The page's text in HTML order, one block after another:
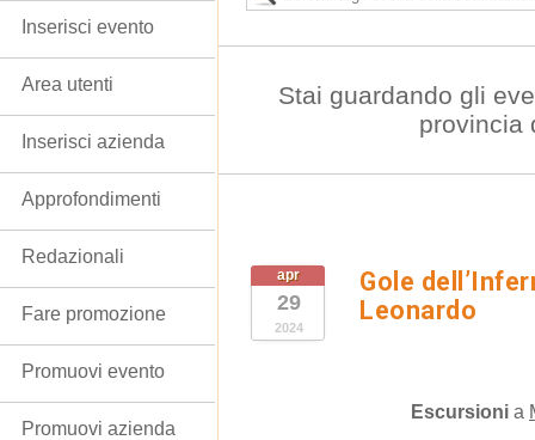
Stai guardando gli
provincia
apr
29
2024
Gole
Leonardo
Escursioni a
Inserisci evento
Area utenti
Inserisci azienda
Approfondimenti
Redazionali
Fare promozione
Promuovi evento
Promuovi azienda